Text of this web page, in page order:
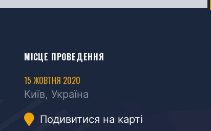
МІСЦЕ ПРОВЕДЕННЯ
15 ЖОВТНЯ 2020
Київ, Україна
Подивитися на карті